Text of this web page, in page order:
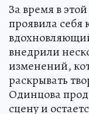
За время в
проявила себя
внедрили
изменений,
раскрывать
Одинцова
сцену и